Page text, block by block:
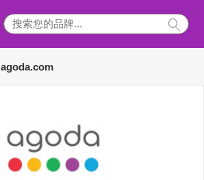
agoda.com